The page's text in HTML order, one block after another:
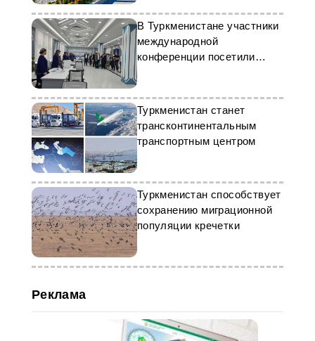
В Туркменистане участники
международной
конференции посетили
город Аркадаг
Туркменистан станет
трансконтинентальным
транспортным центром
Туркменистан способствует
сохранению миграционной
популяции кречетки
Реклама